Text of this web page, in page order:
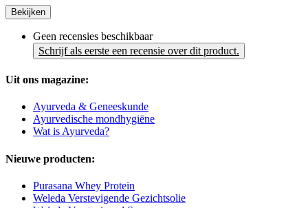
Bekijken
Geen recensies beschikbaar
Schrijf als eerste een recensie over dit product.
Uit ons magazine:
Ayurveda & Geneeskunde
Ayurvedische mondhygiëne
Wat is Ayurveda?
Nieuwe producten:
Purasana Whey Protein
Weleda Verstevigende Gezichtsolie